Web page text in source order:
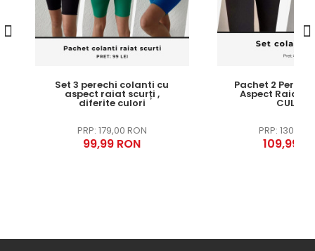
Set 3 perechi colanti cu
aspect raiat scurți ,
diferite culori
179,00 RON
99,99 RON
Pachet 2
Aspect Raiat ,
CULORI
130,00
109,99